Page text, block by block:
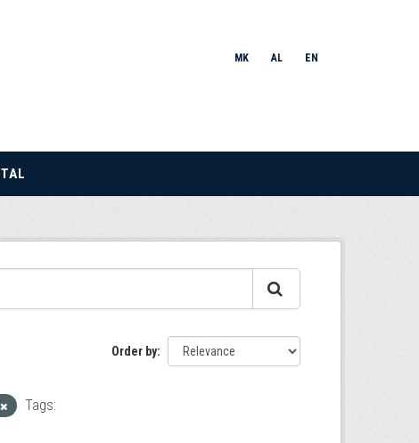
MK AL EN
Order by
Tags: